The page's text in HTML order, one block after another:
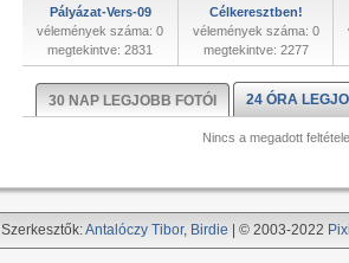
Pályázat-Vers-09
vélemények száma: 0
megtekintve: 2831
Célkeresztben!
vélemények száma: 0
megtekintve: 2277
30 NAP LEGJOBB FOTÓI 24 ÓRA
Nincs a megadott
Szerkesztők:Antalóczy Tibor, Birdie | © 2003-2022